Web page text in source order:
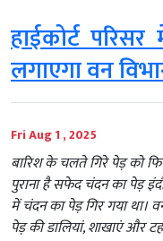
हाईकोर्ट
लगाएगा वन
Fri Aug 1 , 2025
बारिश के चलते गिरे पेड़ को
पुराना है सफेद चंदन का पेड़
में चंदन का पेड़ गिर गया था।
पेड़ की डालियां, शाखाएं और